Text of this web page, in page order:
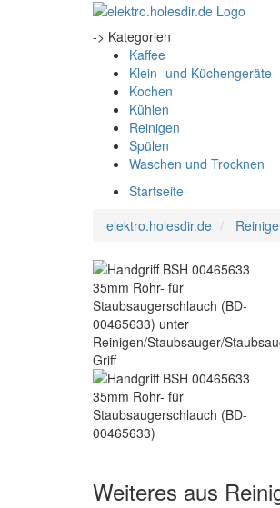
-> Kategorien
Kaffee
Klein- und Küchengeräte
Kochen
Kühlen
Reinigen
Spülen
Waschen und Trocknen
Startseite
elektro.holesdir.de
Weiteres aus